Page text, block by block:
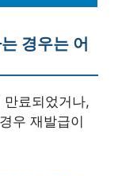
경우는 어
료되었거나,
우 재발급이